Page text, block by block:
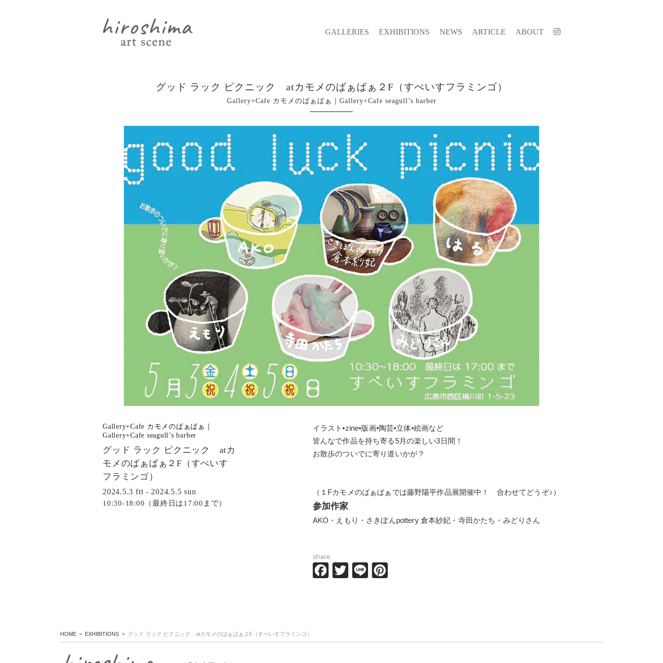
GALLERIES EXHIBITIONS NEWS ARTICLE ABOUT
グッド ラック ピクニック atカモメのばぁばぁ２F（すぺいすフラミンゴ）
Gallery+Cafe カモメのばぁばぁ｜Gallery+Cafe seagull’s barber
Gallery+Cafe カモメのばぁばぁ｜
Gallery+Cafe seagull’s barber
グッド ラック ピクニック atカ
モメのばぁばぁ２F（すぺいす
フラミンゴ）
2024.5.3 fri - 2024.5.5 sun
10:30-18:00（最終日は17:00まで）
イラスト•zine•版画•陶芸•立体•絵画など
皆んなで作品を持ち寄る5月の楽しい3日間！
お散歩のついでに寄り道いかが？
（１Fカモメのばぁばぁでは藤野陽平作品展開催中！ 合わせてどうぞ♪）
参加作家
AKO・えもり・さきぽんpottery 倉本紗妃・寺田かたち・みどりさん
share
Facebook
Twitter
Line
HOME EXHIBITIONS グッド ラック ピクニック atカモメのばぁばぁ２F（すぺいすフラミンゴ）